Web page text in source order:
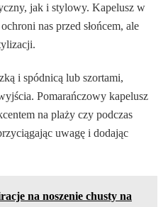
jak i stylowy. Kapelusz w
nas przed słońcem, ale
i spódnicą lub szortami,
Pomarańczowy kapelusz
na plaży czy podczas
uwagę i dodając
na noszenie chusty na